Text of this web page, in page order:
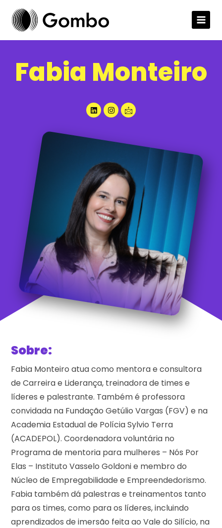
Fabia Monteiro
Sobre:
Fabia Monteiro atua como mentora e consultora
de Carreira e Liderança, treinadora de times e
líderes e palestrante. Também é professora
convidada na Fundação Getúlio Vargas (FGV) e na
Academia Estadual de Polícia Sylvio Terra
(ACADEPOL). Coordenadora voluntária no
Programa de mentoria para mulheres – Nós Por
Elas – Instituto Vasselo Goldoni e membro do
Núcleo de Empregabilidade e Empreendedorismo.
Fabia também dá palestras e treinamentos tanto
para os times, como para os líderes, incluindo
aprendizados de imersão feita ao Vale do Silício, na